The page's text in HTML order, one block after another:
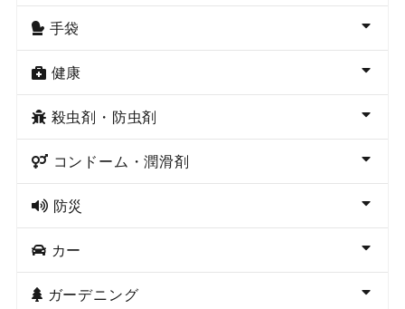
手袋
健康
殺虫剤・防虫剤
コンドーム・潤滑剤
防災
カー
ガーデニング